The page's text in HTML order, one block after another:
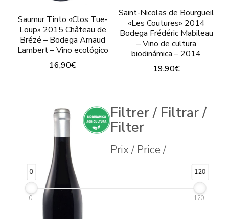
Saumur Tinto «Clos Tue-
Loup» 2015 Château de
Brézé – Bodega Arnaud
Lambert – Vino ecológico
16,90€
tiene
múltiples
variantes.
Las
opciones
se
Saint-Nicolas de Bourgueil
«Les Coutures» 2014
Bodega Frédéric Mabileau
– Vino de cultura
biodinámica – 2014
19,90€
Filtrer / Filtrar /
Filter
Prix / Price /
0 120
0 120